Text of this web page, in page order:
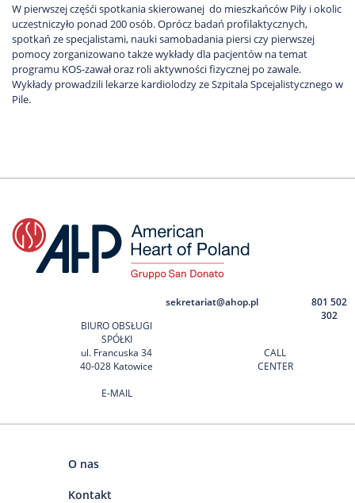
W pierwszej częśći spotkania skierowanej do mieszkańców Piły i okolic
uczestniczyło ponad 200 osób. Oprócz badań profilaktycznych,
spotkań ze specjalistami, nauki samobadania piersi czy pierwszej
pomocy zorganizowano także wykłady dla pacjentów na temat
programu KOS-zawał oraz roli aktywności fizycznej po zawale.
Wykłady prowadzili lekarze kardiolodzy ze Szpitala Spcejalistycznego w
Pile.
BIURO OBSŁUGI
SPÓŁKI
ul. Francuska 34
40-028 Katowice
E-MAIL
sekretariat@ahop.pl
CALL
CENTER
801 502
302
O nas
Kontakt